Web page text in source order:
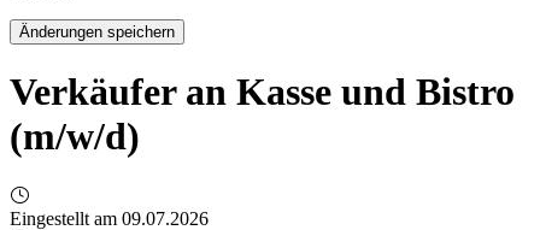
Änderungen speichern
Verkäufer an Kasse und Bistro
(m/w/d)
Eingestellt am 09.07.2026